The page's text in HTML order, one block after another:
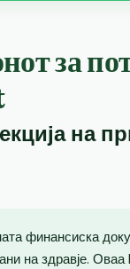
за
на
финансиска
на здравје. Оваа